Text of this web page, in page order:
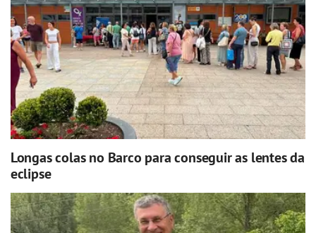
Longas colas no Barco para conseguir as lentes da
eclipse